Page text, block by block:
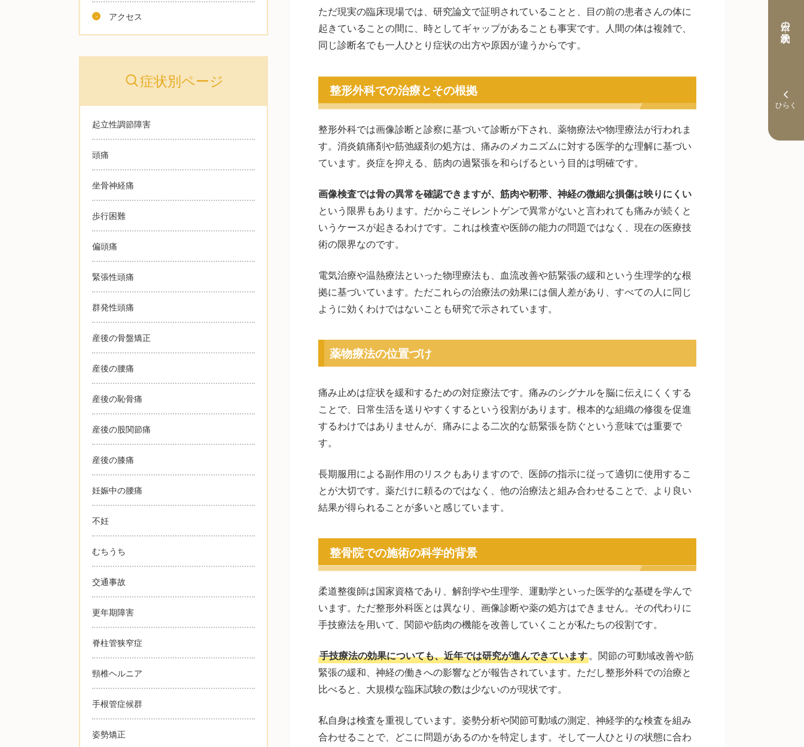
本日の予約状況
ただ現実の臨床現場では、研究論文で証明されていることと、目の前の患者さんの体に
起きていることの間に、時としてギャップがあることも事実です。人間の体は複雑で、
同じ診断名でも一人ひとり症状の出方や原因が違うからです。
整形外科での治療とその根拠
整形外科では画像診断と診察に基づいて診断が下され、薬物療法や物理療法が行われま
す。消炎鎮痛剤や筋弛緩剤の処方は、痛みのメカニズムに対する医学的な理解に基づい
ています。炎症を抑える、筋肉の過緊張を和らげるという目的は明確です。
画像検査では骨の異常を確認できますが、筋肉や靭帯、神経の微細な損傷は映りにくい
という限界もあります。だからこそレントゲンで異常がないと言われても痛みが続くと
いうケースが起きるわけです。これは検査や医師の能力の問題ではなく、現在の医療技
術の限界なのです。
電気治療や温熱療法といった物理療法も、血流改善や筋緊張の緩和という生理学的な根
拠に基づいています。ただこれらの治療法の効果には個人差があり、すべての人に同じ
ように効くわけではないことも研究で示されています。
薬物療法の位置づけ
痛み止めは症状を緩和するための対症療法です。痛みのシグナルを脳に伝えにくくする
ことで、日常生活を送りやすくするという役割があります。根本的な組織の修復を促進
するわけではありませんが、痛みによる二次的な筋緊張を防ぐという意味では重要で
す。
長期服用による副作用のリスクもありますので、医師の指示に従って適切に使用するこ
とが大切です。薬だけに頼るのではなく、他の治療法と組み合わせることで、より良い
結果が得られることが多いと感じています。
整骨院での施術の科学的背景
柔道整復師は国家資格であり、解剖学や生理学、運動学といった医学的な基礎を学んで
います。ただ整形外科医とは異なり、画像診断や薬の処方はできません。その代わりに
手技療法を用いて、関節や筋肉の機能を改善していくことが私たちの役割です。
手技療法の効果についても、近年では研究が進んできています。関節の可動域改善や筋
緊張の緩和、神経の働きへの影響などが報告されています。ただし整形外科での治療と
比べると、大規模な臨床試験の数は少ないのが現状です。
私自身は検査を重視しています。姿勢分析や関節可動域の測定、神経学的な検査を組み
合わせることで、どこに問題があるのかを特定します。そして一人ひとりの状態に合わ
アクセス
症状別ページ
起立性調節障害
頭痛
坐骨神経痛
歩行困難
偏頭痛
緊張性頭痛
群発性頭痛
産後の骨盤矯正
産後の腰痛
産後の恥骨痛
産後の股関節痛
産後の膝痛
妊娠中の腰痛
不妊
むちうち
交通事故
更年期障害
脊柱管狭窄症
頸椎ヘルニア
手根管症候群
姿勢矯正